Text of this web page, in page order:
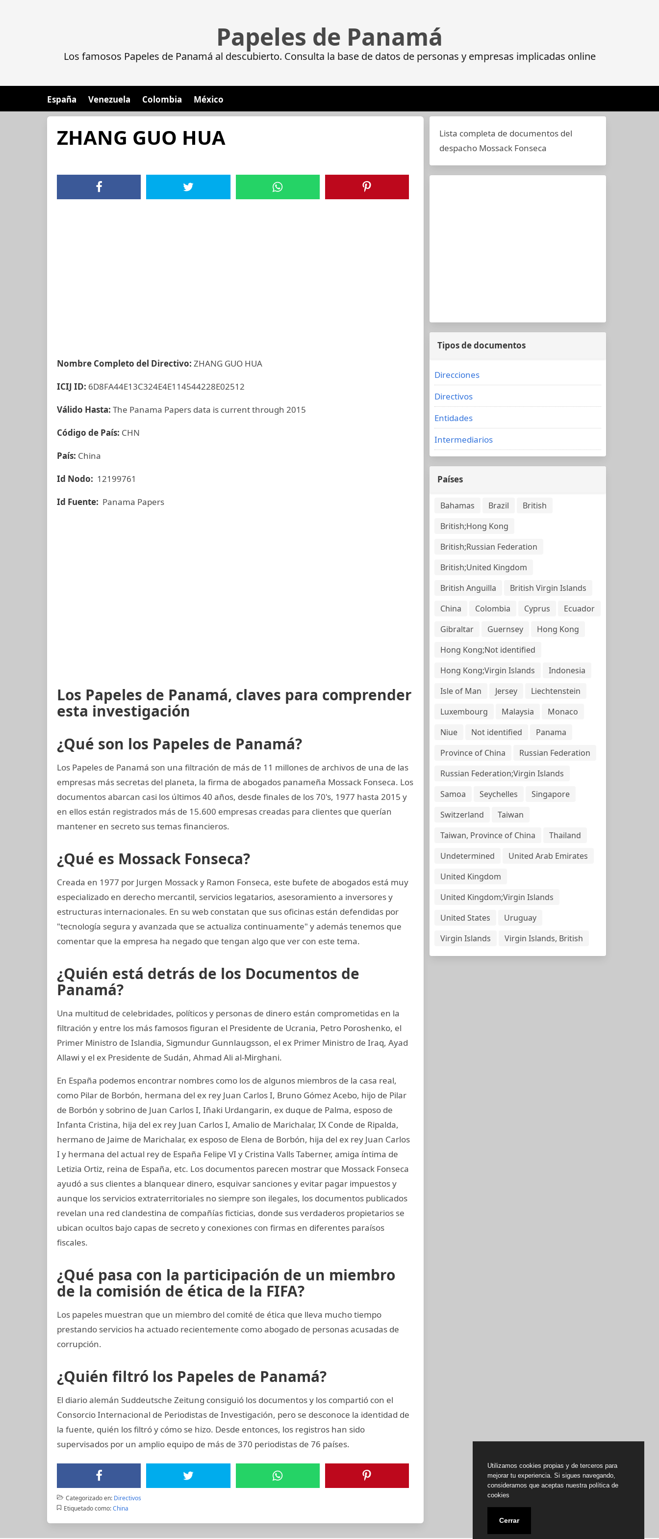
Papeles de Panamá
Los famosos Papeles de Panamá al descubierto. Consulta la base de datos de personas y empresas implicadas online
España Venezuela Colombia México
ZHANG GUO HUA
Nombre Completo del Directivo: ZHANG GUO HUA
ICIJ ID: 6D8FA44E13C324E4E114544228E02512
Válido Hasta: The Panama Papers data is current through 2015
Código de País: CHN
País: China
Id Nodo: 12199761
Id Fuente: Panama Papers
Los Papeles de Panamá, claves para comprender
esta investigación
¿Qué son los Papeles de Panamá?
Los Papeles de Panamá son una filtración de más de 11 millones de archivos de una de las
empresas más secretas del planeta, la firma de abogados panameña Mossack Fonseca. Los
documentos abarcan casi los últimos 40 años, desde finales de los 70's, 1977 hasta 2015 y
en ellos están registrados más de 15.600 empresas creadas para clientes que querían
mantener en secreto sus temas financieros.
¿Qué es Mossack Fonseca?
Creada en 1977 por Jurgen Mossack y Ramon Fonseca, este bufete de abogados está muy
especializado en derecho mercantil, servicios legatarios, asesoramiento a inversores y
estructuras internacionales. En su web constatan que sus oficinas están defendidas por
"tecnología segura y avanzada que se actualiza continuamente" y además tenemos que
comentar que la empresa ha negado que tengan algo que ver con este tema.
¿Quién está detrás de los Documentos de
Panamá?
Una multitud de celebridades, políticos y personas de dinero están comprometidas en la
filtración y entre los más famosos figuran el Presidente de Ucrania, Petro Poroshenko, el
Primer Ministro de Islandia, Sigmundur Gunnlaugsson, el ex Primer Ministro de Iraq, Ayad
Allawi y el ex Presidente de Sudán, Ahmad Ali al-Mirghani.
En España podemos encontrar nombres como los de algunos miembros de la casa real,
como Pilar de Borbón, hermana del ex rey Juan Carlos I, Bruno Gómez Acebo, hijo de Pilar
de Borbón y sobrino de Juan Carlos I, Iñaki Urdangarin, ex duque de Palma, esposo de
Infanta Cristina, hija del ex rey Juan Carlos I, Amalio de Marichalar, IX Conde de Ripalda,
hermano de Jaime de Marichalar, ex esposo de Elena de Borbón, hija del ex rey Juan Carlos
I y hermana del actual rey de España Felipe VI y Cristina Valls Taberner, amiga íntima de
Letizia Ortiz, reina de España, etc. Los documentos parecen mostrar que Mossack Fonseca
ayudó a sus clientes a blanquear dinero, esquivar sanciones y evitar pagar impuestos y
aunque los servicios extraterritoriales no siempre son ilegales, los documentos publicados
revelan una red clandestina de compañías ficticias, donde sus verdaderos propietarios se
ubican ocultos bajo capas de secreto y conexiones con firmas en diferentes paraísos
fiscales.
¿Qué pasa con la participación de un miembro
de la comisión de ética de la FIFA?
Los papeles muestran que un miembro del comité de ética que lleva mucho tiempo
prestando servicios ha actuado recientemente como abogado de personas acusadas de
corrupción.
¿Quién filtró los Papeles de Panamá?
El diario alemán Suddeutsche Zeitung consiguió los documentos y los compartió con el
Consorcio Internacional de Periodistas de Investigación, pero se desconoce la identidad de
la fuente, quién los filtró y cómo se hizo. Desde entonces, los registros han sido
supervisados por un amplio equipo de más de 370 periodistas de 76 países.
Categorizado en: Directivos
Etiquetado como: China
Lista completa de documentos del
despacho Mossack Fonseca
Tipos de documentos
Direcciones
Directivos
Entidades
Intermediarios
Países
Bahamas Brazil
British
British;Hong Kong
British;Russian Federation
British;United Kingdom
British Anguilla
British Virgin Islands
China
Colombia Cyprus
Ecuador
Gibraltar
Guernsey
Hong Kong
Hong Kong;Not identified
Hong Kong;Virgin Islands
Indonesia
Isle of Man
Jersey
Liechtenstein
Luxembourg
Malaysia
Monaco
Niue
Not identified
Panama
Province of China
Russian Federation
Russian Federation;Virgin Islands
Samoa
Seychelles
Singapore
Switzerland
Taiwan
Taiwan, Province of China
Thailand
Undetermined
United Arab Emirates
United Kingdom
United Kingdom;Virgin Islands
United States
Uruguay
Virgin Islands
Virgin Islands, British
Utilizamos cookies propias y de terceros para
mejorar tu experiencia. Si sigues navegando,
consideramos que aceptas nuestra política de
cookies
Cerrar